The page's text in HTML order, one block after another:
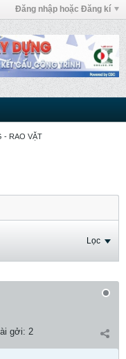
Đăng nhập hoặc Đăng kí
- RAO VẶT
Lọc
gởi: 2